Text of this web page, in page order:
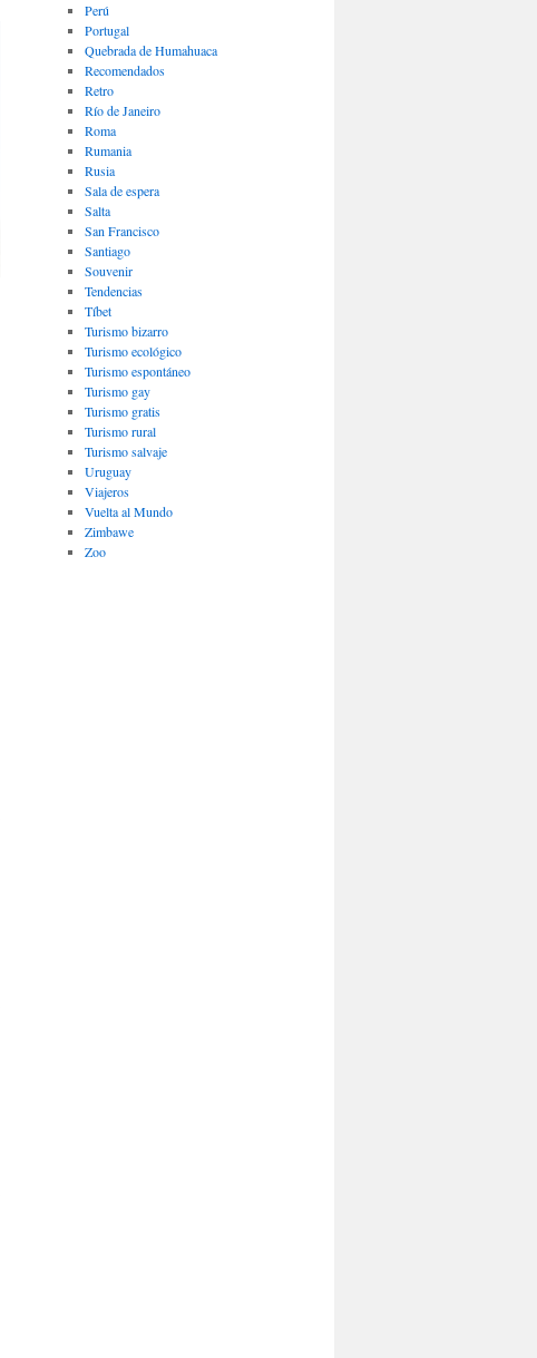
Perú
Portugal
Quebrada de Humahuaca
Recomendados
Retro
Río de Janeiro
Roma
Rumania
Rusia
Sala de espera
Salta
San Francisco
Santiago
Souvenir
Tendencias
Tíbet
Turismo bizarro
Turismo ecológico
Turismo espontáneo
Turismo gay
Turismo gratis
Turismo rural
Turismo salvaje
Uruguay
Viajeros
Vuelta al Mundo
Zimbawe
Zoo